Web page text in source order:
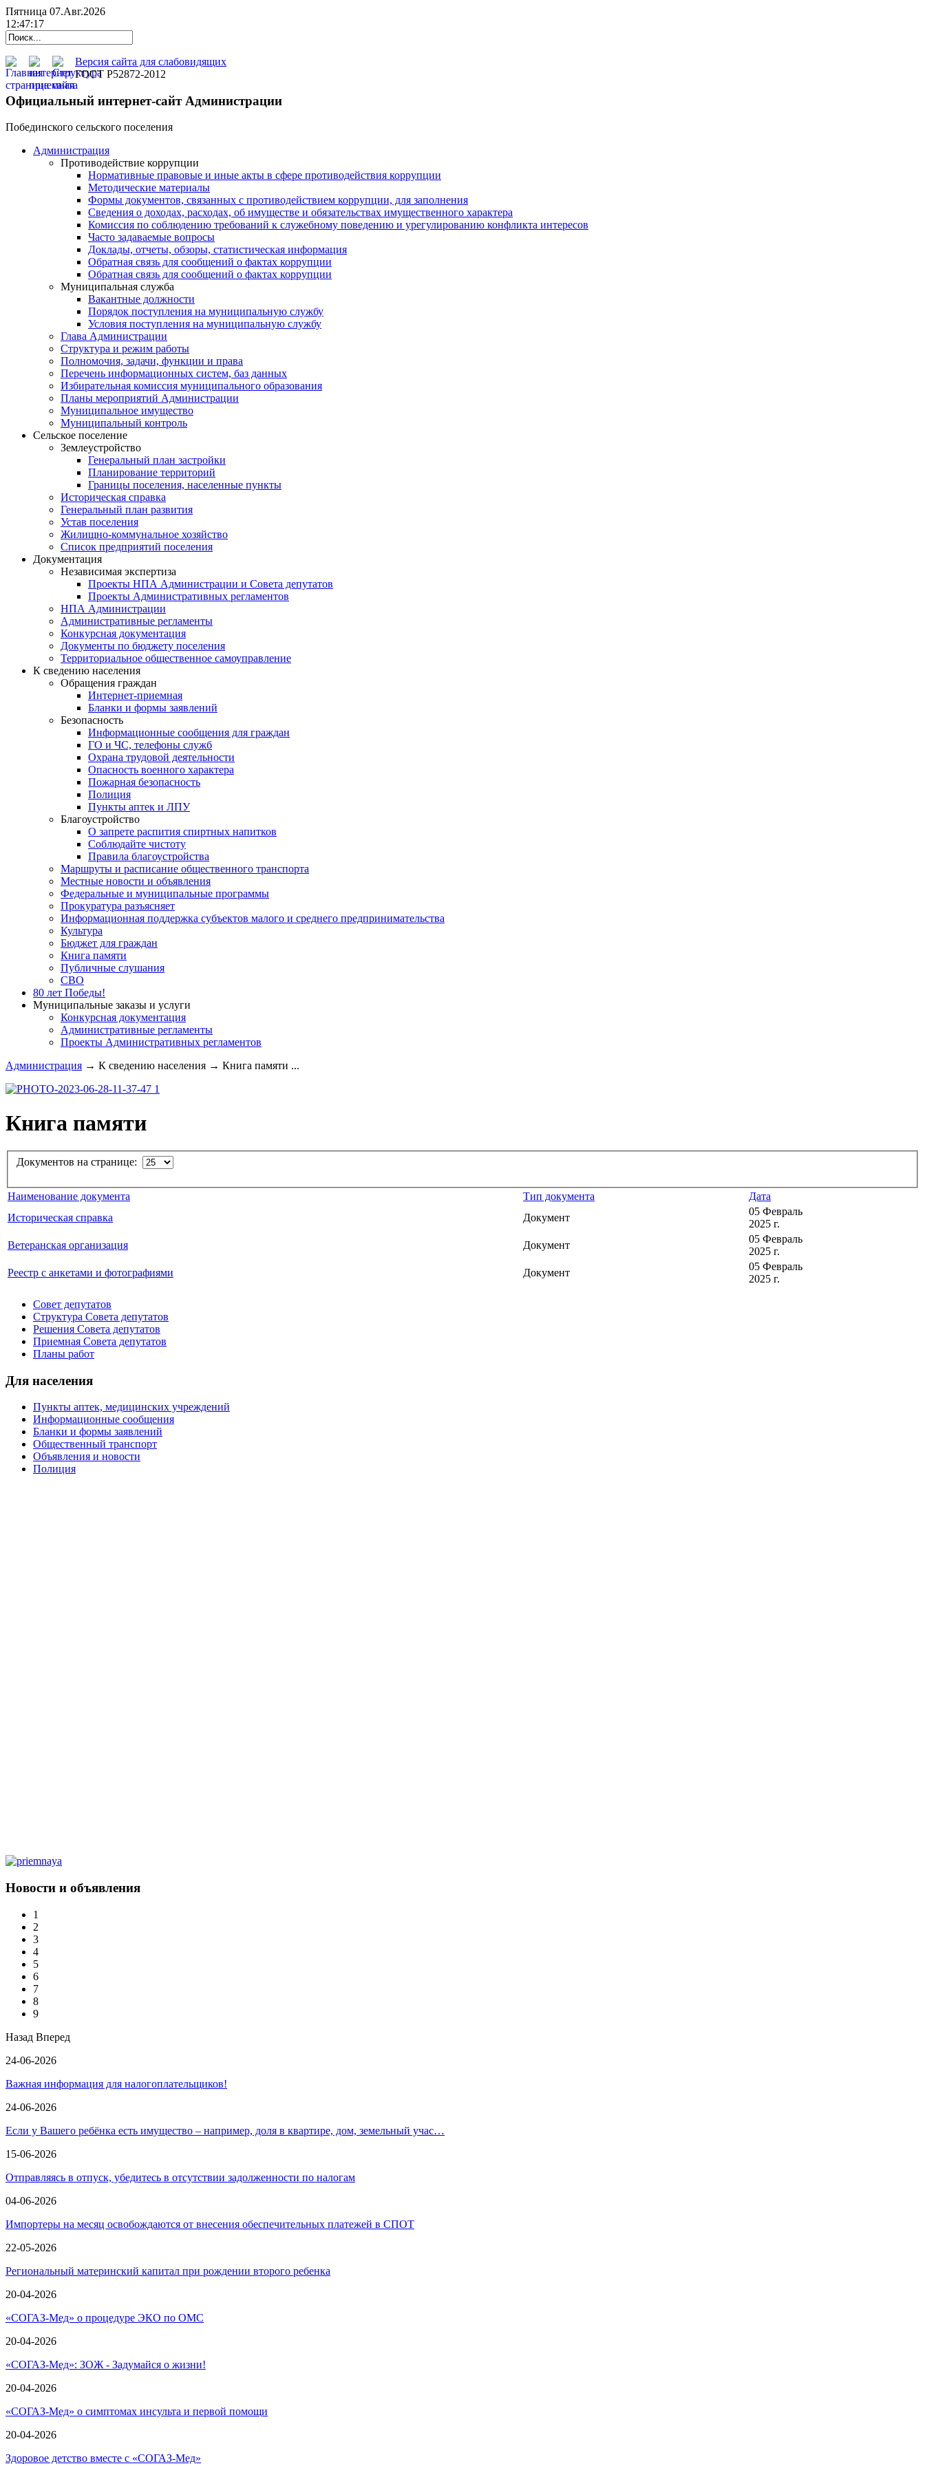
Пятница 07.Авг.2026
12:47:18
Версия сайта для слабовидящих
ГОСТ Р52872-2012
Официальный интернет-сайт Администрации
Побединского сельского поселения
Администрация
Противодействие коррупции
Нормативные правовые и иные акты в сфере противодействия коррупции
Методические материалы
Формы документов, связанных с противодействием коррупции, для заполнения
Сведения о доходах, расходах, об имуществе и обязательствах имущественного характера
Комиссия по соблюдению требований к служебному поведению и урегулированию конфликта интересов
Часто задаваемые вопросы
Доклады, отчеты, обзоры, статистическая информация
Обратная связь для сообщений о фактах коррупции
Обратная связь для сообщений о фактах коррупции
Муниципальная служба
Вакантные должности
Порядок поступления на муниципальную службу
Условия поступления на муниципальную службу
Глава Администрации
Структура и режим работы
Полномочия, задачи, функции и права
Перечень информационных систем, баз данных
Избирательная комиссия муниципального образования
Планы мероприятий Администрации
Муниципальное имущество
Муниципальный контроль
Сельское поселение
Землеустройство
Генеральный план застройки
Планирование территорий
Границы поселения, населенные пункты
Историческая справка
Генеральный план развития
Устав поселения
Жилищно-коммунальное хозяйство
Список предприятий поселения
Документация
Независимая экспертиза
Проекты НПА Администрации и Совета депутатов
Проекты Административных регламентов
НПА Администрации
Административные регламенты
Конкурсная документация
Документы по бюджету поселения
Территориальное общественное самоуправление
К сведению населения
Обращения граждан
Интернет-приемная
Бланки и формы заявлений
Безопасность
Информационные сообщения для граждан
ГО и ЧС, телефоны служб
Охрана трудовой деятельности
Опасность военного характера
Пожарная безопасность
Полиция
Пункты аптек и ЛПУ
Благоустройство
О запрете распития спиртных напитков
Соблюдайте чистоту
Правила благоустройства
Маршруты и расписание общественного транспорта
Местные новости и объявления
Федеральные и муниципальные программы
Прокуратура разъясняет
Информационная поддержка субъектов малого и среднего предпринимательства
Культура
Бюджет для граждан
Книга памяти
Публичные слушания
СВО
80 лет Победы!
Муниципальные заказы и услуги
Конкурсная документация
Административные регламенты
Проекты Административных регламентов
Администрация → К сведению населения → Книга памяти ...
Книга памяти
Документов на странице:
Наименование документа Тип документа
Дата
Историческая справка
Документ
05 Февраль
2025 г.
Ветеранская организация
Документ
05 Февраль
2025 г.
Реестр с анкетами и фотографиями
Документ
05 Февраль
2025 г.
Совет депутатов
Структура Совета депутатов
Решения Совета депутатов
Приемная Совета депутатов
Планы работ
Для населения
Пункты аптек, медицинских учреждений
Информационные сообщения
Бланки и формы заявлений
Общественный транспорт
Объявления и новости
Полиция
Новости и объявления
1
2
3
4
5
6
7
8
9
Назад Вперед
24-06-2026
Важная информация для налогоплательщиков!
24-06-2026
Если у Вашего ребёнка есть имущество – например, доля в квартире, дом, земельный учас…
15-06-2026
Отправляясь в отпуск, убедитесь в отсутствии задолженности по налогам
04-06-2026
Импортеры на месяц освобождаются от внесения обеспечительных платежей в СПОТ
22-05-2026
Региональный материнский капитал при рождении второго ребенка
20-04-2026
«СОГАЗ-Мед» о процедуре ЭКО по ОМС
20-04-2026
«СОГАЗ-Мед»: ЗОЖ - Задумайся о жизни!
20-04-2026
«СОГАЗ-Мед» о симптомах инсульта и первой помощи
20-04-2026
Здоровое детство вместе с «СОГАЗ-Мед»